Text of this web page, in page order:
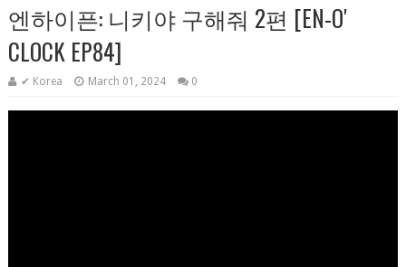
엔하이픈: 니키야 구해줘 2편 [EN-O'
CLOCK EP84]
✔ Korea March 01, 2024 0